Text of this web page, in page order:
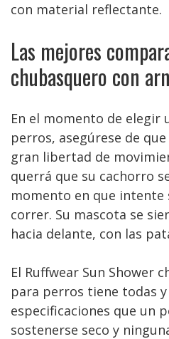
con material reflectante.
Las mejores
chubasquero con
En el momento de elegir
perros, asegúrese de
gran libertad de
querrá que su cachorro
momento en que intente
correr. Su mascota se
hacia delante, con las
El Ruffwear Sun Shower
para perros tiene todas y
especificaciones que un
sostenerse seco y